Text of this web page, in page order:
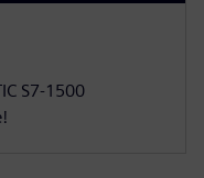
S7-1500